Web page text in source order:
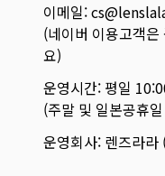
이메일:
(네이버 이용고객
요)
운영시간: 평일
(주말 및 일본공휴
운영회사: 렌즈라라